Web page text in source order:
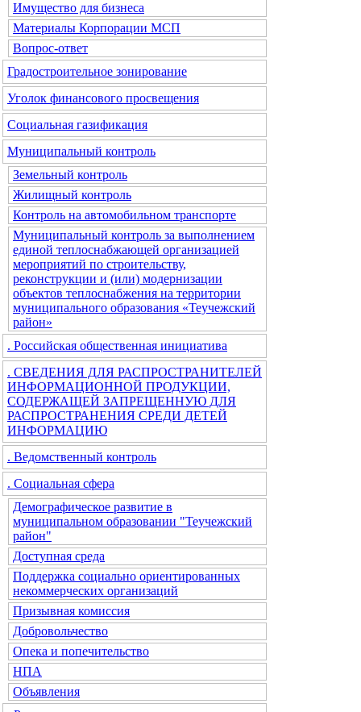
Имущество для бизнеса
Материалы Корпорации МСП
Вопрос-ответ
Градостроительное зонирование
Уголок финансового просвещения
Социальная газификация
Муниципальный контроль
Земельный контроль
Жилищный контроль
Контроль на автомобильном транспорте
Муниципальный контроль за выполнением
единой теплоснабжающей организацией
мероприятий по строительству,
реконструкции и (или) модернизации
объектов теплоснабжения на территории
муниципального образования «Теучежский
район»
. Российская общественная инициатива
. СВЕДЕНИЯ ДЛЯ РАСПРОСТРАНИТЕЛЕЙ
ИНФОРМАЦИОННОЙ ПРОДУКЦИИ,
СОДЕРЖАЩЕЙ ЗАПРЕЩЕННУЮ ДЛЯ
РАСПРОСТРАНЕНИЯ СРЕДИ ДЕТЕЙ
ИНФОРМАЦИЮ
. Ведомственный контроль
. Социальная сфера
Демографическое развитие в
муниципальном образовании "Теучежский
район"
Доступная среда
Поддержка социально ориентированных
некоммерческих организаций
Призывная комиссия
Добровольчество
Опека и попечительство
НПА
Объявления